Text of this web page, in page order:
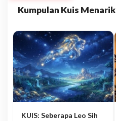
Kumpulan Kuis Menarik
KUIS: Seberapa Leo Sih